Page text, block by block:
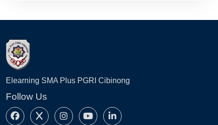
Elearning SMA Plus PGRI Cibinong
Follow Us